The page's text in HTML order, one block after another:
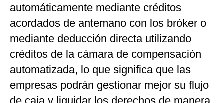
automáticamente mediante créditos
acordados de antemano con los bróker o
mediante deducción directa utilizando
créditos de la cámara de compensación
automatizada, lo que significa que las
empresas podrán gestionar mejor su flujo